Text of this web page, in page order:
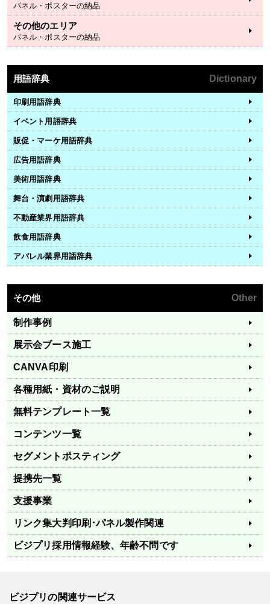
パネル・ポスターの納品
その他のエリア
パネル・ポスターの納品
用語辞典 Dictionary
印刷用語辞典
イベント用語辞典
販促・マーケ用語辞典
広告用語辞典
美術用語辞典
舞台・演劇用語辞典
不動産業界用語辞典
飲食用語辞典
アパレル業界用語辞典
その他 Other
制作事例
展示会ブース施工
CANVA印刷
各種用紙・資材のご説明
無料テンプレート一覧
コンテンツ一覧
セグメントポスティング
提携先一覧
支援事業
リンク集大判印刷･パネル製作関連
ビジプリ採用情報経験、年齢不問です
ビジプリの関連サービス